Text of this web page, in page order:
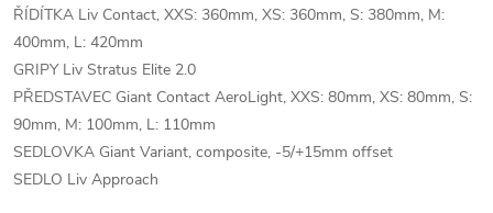
ŘÍDÍTKA Liv Contact, XXS: 360mm, XS: 360mm, S: 380mm, M:
400mm, L: 420mm
GRIPY Liv Stratus Elite 2.0
PŘEDSTAVEC Giant Contact AeroLight, XXS: 80mm, XS: 80mm, S:
90mm, M: 100mm, L: 110mm
SEDLOVKA Giant Variant, composite, -5/+15mm offset
SEDLO Liv Approach